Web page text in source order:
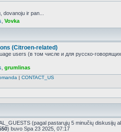
dovanoju ir pan...
Vovka
(Citroen-related)
users (в том числе и для русско-
grumlinas
| CONTACT_US
(pagal pastarųjų 5 minučių diskusijų
) buvo Spa 23 2025, 07:17